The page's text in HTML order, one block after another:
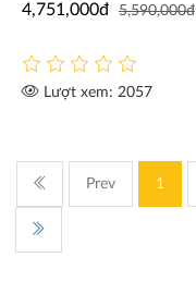
4,751,000đ 5,590,000đ
Lượt xem: 2057
Prev 1